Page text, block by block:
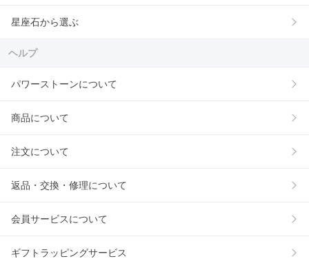
星座石から選ぶ
ヘルプ
パワーストーンについて
商品について
注文について
返品・交換・修理について
会員サービスについて
ギフトラッピングサービス